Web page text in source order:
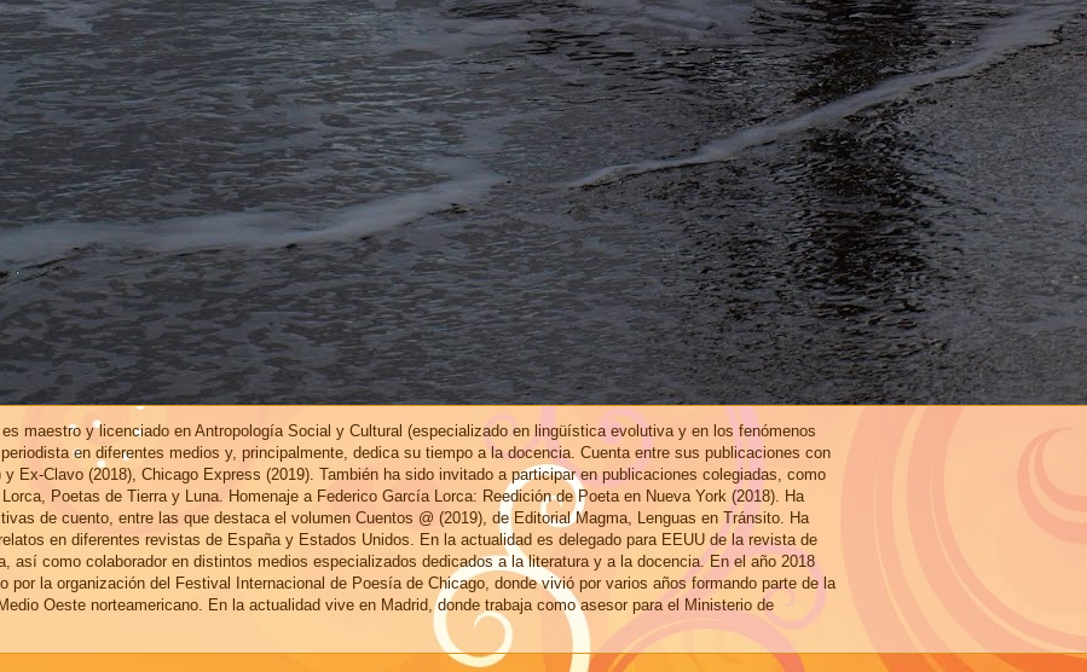
maestro y licenciado en Antropología Social y Cultural (especializado en lingüística evolutiva y en los fenómenos
en diferentes medios y, principalmente, dedica su tiempo a la docencia. Cuenta entre sus publicaciones con
y Ex-Clavo (2018), Chicago Express (2019). También ha sido invitado a participar en publicaciones colegiadas, como
Poetas de Tierra y Luna. Homenaje a Federico García Lorca: Reedición de Poeta en Nueva York (2018). Ha
de cuento, entre las que destaca el volumen Cuentos @ (2019), de Editorial Magma, Lenguas en Tránsito. Ha
en diferentes revistas de España y Estados Unidos. En la actualidad es delegado para EEUU de la revista de
así como colaborador en distintos medios especializados dedicados a la literatura y a la docencia. En el año 2018
por la organización del Festival Internacional de Poesía de Chicago, donde vivió por varios años formando parte de la
Oeste norteamericano. En la actualidad vive en Madrid, donde trabaja como asesor para el Ministerio de